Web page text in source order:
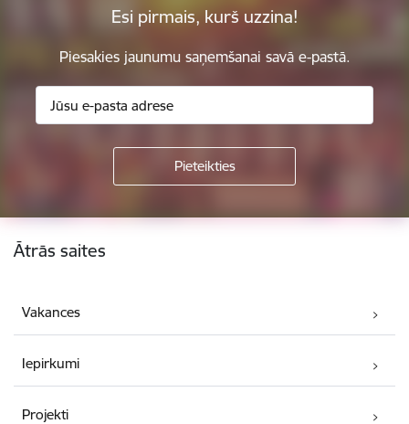
Esi pirmais, kurš uzzina!
Piesakies jaunumu saņemšanai savā e-pastā.
Kājene
Ātrās saites
Vakances
Iepirkumi
Projekti